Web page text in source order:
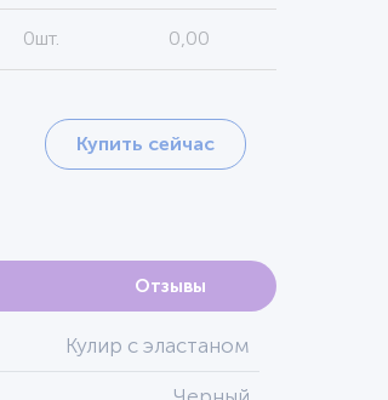
0шт. 0,00
Купить сейчас
Отзывы
Кулир с эластаном